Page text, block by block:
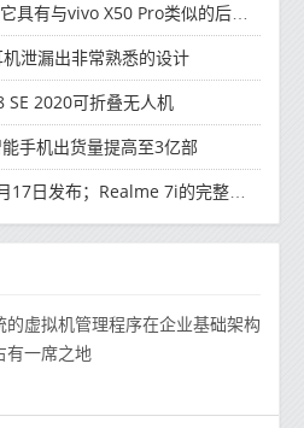
有与vivo X50 Pro类似的后部设计
泄漏出非常熟悉的设计
SE 2020可折叠无人机
手机出货量提高至3亿部
布；Realme 7i的完整规格并导致泄漏
的虚拟机管理程序在企业基础架构
有一席之地